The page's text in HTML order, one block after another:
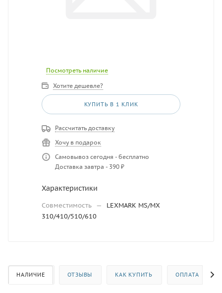
Посмотреть наличие
Хотите дешевле?
КУПИТЬ В 1 КЛИК
Рассчитать доставку
Хочу в подарок
Самовывоз сегодня - бесплатно
Доставка завтра - 390 ₽
Характеристики
Совместимость —
LEXMARK MS/MX
310/410/510/610
НАЛИЧИЕ ОТЗЫВЫ КАК КУПИТЬ ОПЛАТА